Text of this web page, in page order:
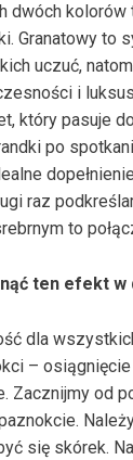
dwóch
Granatowy to
uczuć,
i
który pasuje
po
raz
to
ten efekt w
dla
–
Zacznijmy od
się skórek.